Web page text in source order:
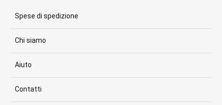
Spese di spedizione
Chi siamo
Aiuto
Contatti